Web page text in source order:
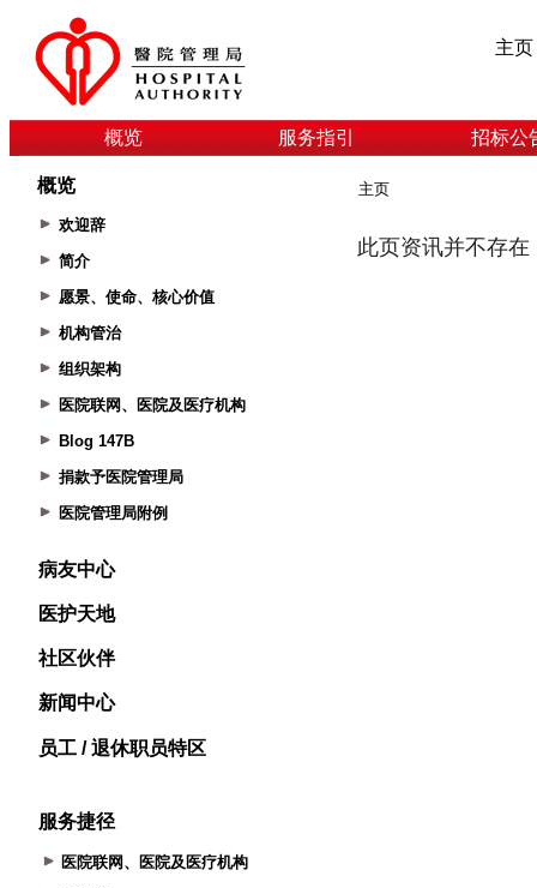
主页
概览 服务指引 招标公
概览
欢迎辞
简介
愿景、使命、核心价值
机构管治
组织架构
医院联网、医院及医疗机构
Blog 147B
捐款予医院管理局
医院管理局附例
病友中心
医护天地
社区伙伴
新闻中心
员工 / 退休职员特区
服务捷径
医院联网、医院及医疗机构
主页